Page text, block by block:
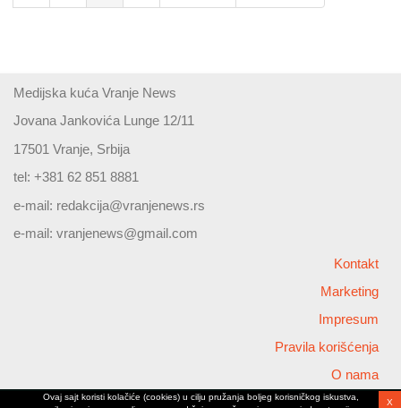
Medijska kuća Vranje News
Jovana Jankovića Lunge 12/11
17501 Vranje, Srbija
tel: +381 62 851 8881
e-mail: redakcija@vranjenews.rs
e-mail: vranjenews@gmail.com
Kontakt
Marketing
Impresum
Pravila korišćenja
O nama
Ovaj sajt koristi kolačiće (cookies) u cilju pružanja boljeg korisničkog iskustva,
X